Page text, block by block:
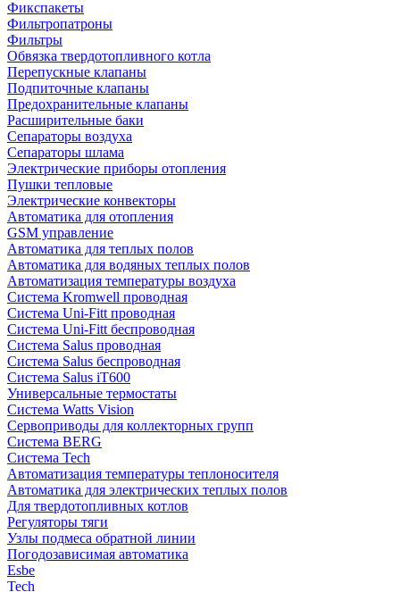
Фикспакеты
Фильтропатроны
Фильтры
Обвязка твердотопливного котла
Перепускные клапаны
Подпиточные клапаны
Предохранительные клапаны
Расширительные баки
Сепараторы воздуха
Сепараторы шлама
Электрические приборы отопления
Пушки тепловые
Электрические конвекторы
Автоматика для отопления
GSM управление
Автоматика для теплых полов
Автоматика для водяных теплых полов
Автоматизация температуры воздуха
Система Kromwell проводная
Система Uni-Fitt проводная
Система Uni-Fitt беспроводная
Система Salus проводная
Система Salus беспроводная
Система Salus iT600
Универсальные термостаты
Система Watts Vision
Сервоприводы для коллекторных групп
Система BERG
Система Tech
Автоматизация температуры теплоносителя
Автоматика для электрических теплых полов
Для твердотопливных котлов
Регуляторы тяги
Узлы подмеса обратной линии
Погодозависимая автоматика
Esbe
Tech